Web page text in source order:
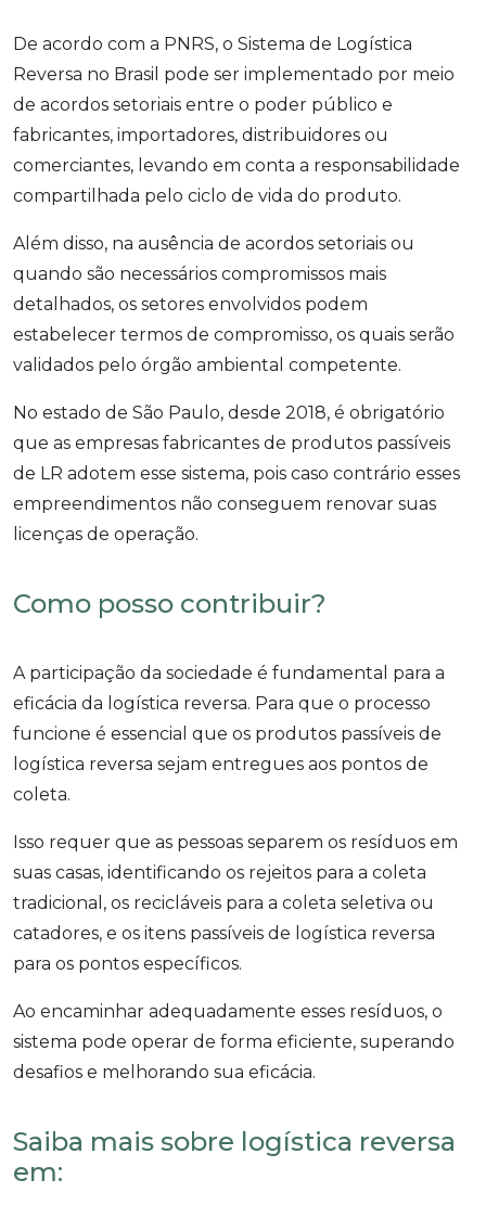
De acordo com a PNRS, o Sistema de Logística
Reversa no Brasil pode ser implementado por meio
de acordos setoriais entre o poder público e
fabricantes, importadores, distribuidores ou
comerciantes, levando em conta a responsabilidade
compartilhada pelo ciclo de vida do produto.
Além disso, na ausência de acordos setoriais ou
quando são necessários compromissos mais
detalhados, os setores envolvidos podem
estabelecer termos de compromisso, os quais serão
validados pelo órgão ambiental competente.
No estado de São Paulo, desde 2018, é obrigatório
que as empresas fabricantes de produtos passíveis
de LR adotem esse sistema, pois caso contrário esses
empreendimentos não conseguem renovar suas
licenças de operação.
Como posso contribuir?
A participação da sociedade é fundamental para a
eficácia da logística reversa. Para que o processo
funcione é essencial que os produtos passíveis de
logística reversa sejam entregues aos pontos de
coleta.
Isso requer que as pessoas separem os resíduos em
suas casas, identificando os rejeitos para a coleta
tradicional, os recicláveis para a coleta seletiva ou
catadores, e os itens passíveis de logística reversa
para os pontos específicos.
Ao encaminhar adequadamente esses resíduos, o
sistema pode operar de forma eficiente, superando
desafios e melhorando sua eficácia.
Saiba mais sobre logística reversa
em: